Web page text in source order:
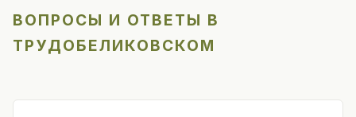
ВОПРОСЫ И ОТВЕТЫ В
ТРУДОБЕЛИКОВСКОМ